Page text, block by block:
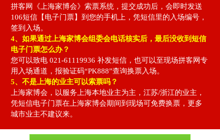
拼客网《上海家博会》索票系统，提交成功后，会即时发送
106短信【电子门票】到您的手机上，凭短信里的入场编号，
签到入场。
4、如果通过上海家博会组委会电话核实后，最后没收到短信
电子门票怎么办？
您可以致电 021-61119936 补发短信，也可以至现场拼客网专
用入场通道，报验证码“PK888”查询换票入场。
5、不是上海的业主可以索票吗？
上海家博会，以服务上海本地业主为主，江苏/浙江的业主，
凭短信电子门票在上海家博会期间到现场可免费换票，更多
城市业主不建议来。